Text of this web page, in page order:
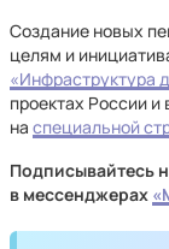
Создание новых
целям и
«Инфраструктура
проектах России
на специальной
Подписывайтесь
в мессенджерах